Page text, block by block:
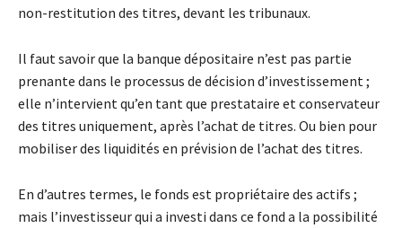
non-restitution des titres, devant les tribunaux.
Il faut savoir que la banque dépositaire n’est pas partie
prenante dans le processus de décision d’investissement ;
elle n’intervient qu’en tant que prestataire et conservateur
des titres uniquement, après l’achat de titres. Ou bien pour
mobiliser des liquidités en prévision de l’achat des titres.
En d’autres termes, le fonds est propriétaire des actifs ;
mais l’investisseur qui a investi dans ce fond a la possibilité